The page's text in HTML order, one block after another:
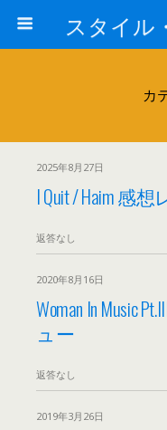
カ
2025年8月27日
I Quit / Haim 感
返答なし
2020年8月16日
Woman In Music
ュー
返答なし
2019年3月26日